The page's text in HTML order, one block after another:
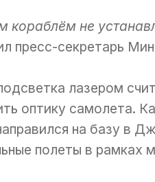
кораблём не
пресс-секретарь
лазером
оптику самолета.
на базу в
полеты в рамках